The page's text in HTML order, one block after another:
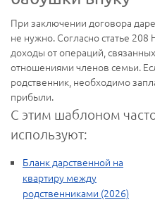
При заключении договора
не нужно. Согласно статье
доходы от операций,
отношениями членов семьи.
родственник, необходимо
прибыли.
С этим шаблоном
используют:
Бланк дарственной на
квартиру между
родственниками (2026)